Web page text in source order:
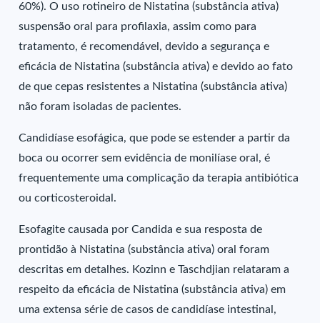
60%). O uso rotineiro de Nistatina (substância ativa)
suspensão oral para profilaxia, assim como para
tratamento, é recomendável, devido a segurança e
eficácia de Nistatina (substância ativa) e devido ao fato
de que cepas resistentes a Nistatina (substância ativa)
não foram isoladas de pacientes.
Candidíase esofágica, que pode se estender a partir da
boca ou ocorrer sem evidência de monilíase oral, é
frequentemente uma complicação da terapia antibiótica
ou corticosteroidal.
Esofagite causada por Candida e sua resposta de
prontidão à Nistatina (substância ativa) oral foram
descritas em detalhes. Kozinn e Taschdjian relataram a
respeito da eficácia de Nistatina (substância ativa) em
uma extensa série de casos de candidíase intestinal,